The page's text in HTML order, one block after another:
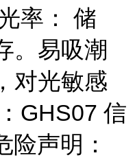
率： 储
。易吸潮
对光敏感
GHS07 信
险声明：